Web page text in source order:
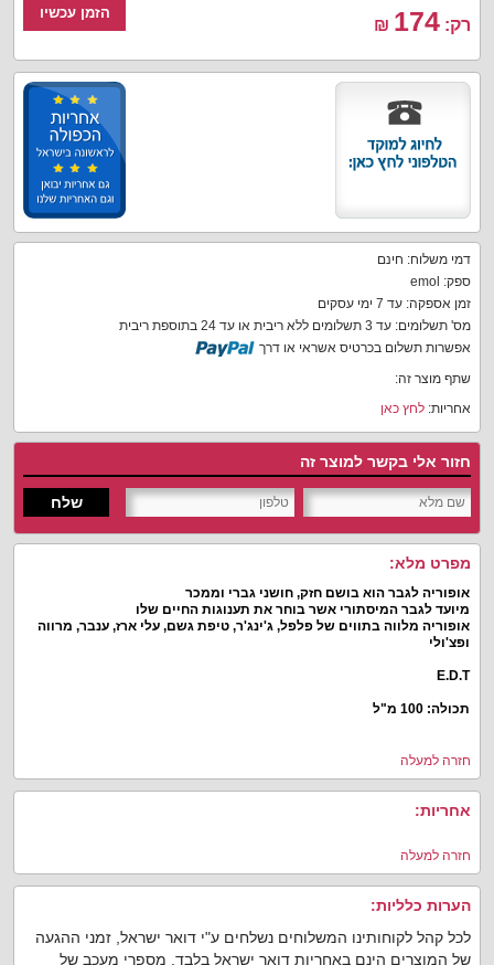
רק: 174
₪
הזמן עכשיו
דמי משלוח: חינם
ספק: emol
זמן אספקה: עד 7 ימי עסקים
מס' תשלומים: עד 3 תשלומים ללא ריבית או עד 24 בתוספת ריבית
אפשרות תשלום בכרטיס אשראי או דרך
שתף מוצר זה:
אחריות: לחץ כאן
חזור אלי בקשר למוצר זה
שלח
מפרט מלא:
אופוריה לגבר הוא בושם חזק, חושני גברי וממכר
מיועד לגבר המיסתורי אשר בוחר את תענוגות החיים שלו
אופוריה מלווה בתווים של פלפל, ג'ינג'ר, טיפת גשם, עלי ארז, ענבר, מרווה
ופצ'ולי
E.D.T
תכולה: 100 מ"ל
חזרה למעלה
אחריות:
חזרה למעלה
הערות כלליות:
לכל קהל לקוחותינו המשלוחים נשלחים ע"י דואר ישראל, זמני ההגעה
של המוצרים הינם באחריות דואר ישראל בלבד. מספרי מעכב של